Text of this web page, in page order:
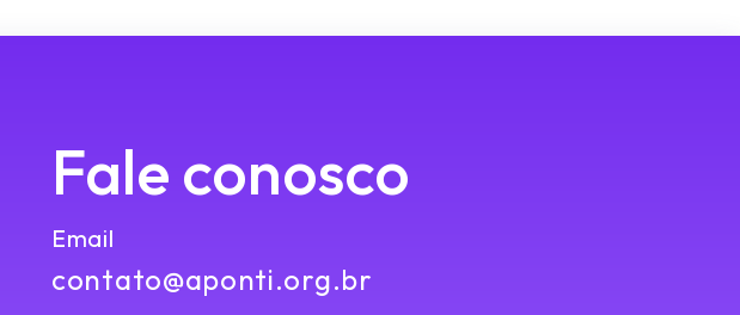
Fale conosco
Email
contato@aponti.org.br